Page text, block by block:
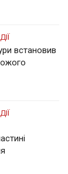
встановив